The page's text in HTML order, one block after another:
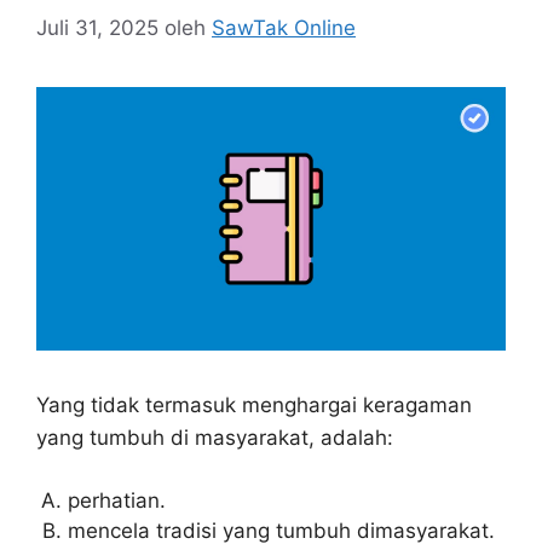
Juli 31, 2025 oleh SawTak Online
Yang tidak termasuk menghargai keragaman
yang tumbuh di masyarakat, adalah:
perhatian.
mencela tradisi yang tumbuh dimasyarakat.